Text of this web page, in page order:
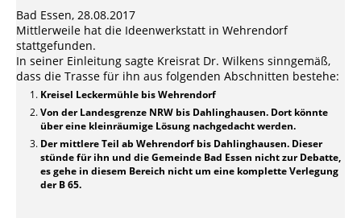
Bad Essen, 28.08.2017
Mittlerweile hat die Ideenwerkstatt in Wehrendorf
stattgefunden.
In seiner Einleitung sagte Kreisrat Dr. Wilkens sinngemäß,
dass die Trasse für ihn aus folgenden Abschnitten bestehe:
Kreisel Leckermühle bis Wehrendorf
Von der Landesgrenze NRW bis Dahlinghausen. Dort könnte
über eine kleinräumige Lösung nachgedacht werden.
Der mittlere Teil ab Wehrendorf bis Dahlinghausen. Dieser
stünde für ihn und die Gemeinde Bad Essen nicht zur Debatte,
es gehe in diesem Bereich nicht um eine komplette Verlegung
der B 65.